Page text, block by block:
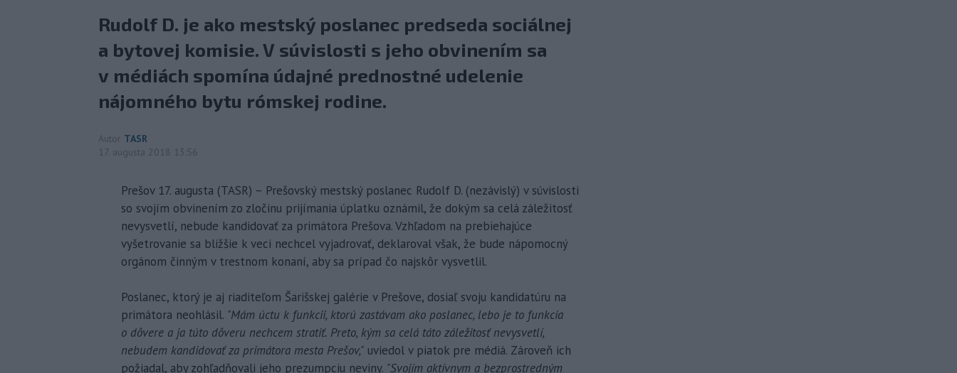
Rudolf D. je ako mestský poslanec predseda sociálnej
a bytovej komisie. V súvislosti s jeho obvinením sa
v médiách spomína údajné prednostné udelenie
nájomného bytu rómskej rodine.
Autor TASR
17. augusta 2018 13:56
Prešov 17. augusta (TASR) – Prešovský mestský poslanec Rudolf D. (nezávislý) v súvislosti
so svojím obvinením zo zločinu prijímania úplatku oznámil, že dokým sa celá záležitosť
nevysvetlí, nebude kandidovať za primátora Prešova. Vzhľadom na prebiehajúce
vyšetrovanie sa bližšie k veci nechcel vyjadrovať, deklaroval však, že bude nápomocný
orgánom činným v trestnom konaní, aby sa prípad čo najskôr vysvetlil.
Poslanec, ktorý je aj riaditeľom Šarišskej galérie v Prešove, dosiaľ svoju kandidatúru na
primátora neohlásil. "Mám úctu k funkcii, ktorú zastávam ako poslanec, lebo je to funkcia
o dôvere a ja túto dôveru nechcem stratiť. Preto, kým sa celá táto záležitosť nevysvetlí,
nebudem kandidovať za primátora mesta Prešov," uviedol v piatok pre médiá. Zároveň ich
požiadal, aby zohľadňovali jeho prezumpciu neviny. "Svojím aktívnym a bezprostredným